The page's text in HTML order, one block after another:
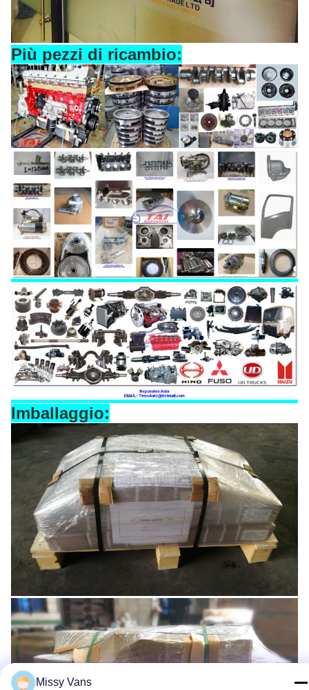
Più pezzi di ricambio:
Imballaggio:
Missy Vans